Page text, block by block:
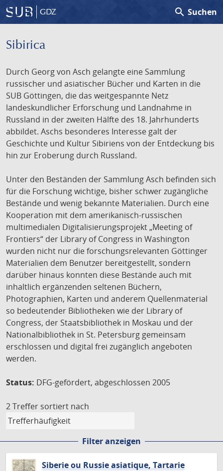
GDZ search Suchen
Sibirica
Durch Georg von Asch gelangte eine Sammlung
russischer und asiatischer Bücher und Karten in die
SUB Göttingen, die das weitgespannte Netz
landeskundlicher Erforschung und Landnahme in
Russland in der zweiten Hälfte des 18. Jahrhunderts
abbildet. Aschs besonderes Interesse galt der
Geschichte und Kultur Sibiriens von der Entdeckung bis
hin zur Eroberung durch Russland.
Unter den Beständen der Sammlung Asch befinden sich
für die Forschung wichtige, bisher schwer zugängliche
Bestände und wenig bekannte Materialien. Durch eine
Kooperation mit dem amerikanisch-russischen
multimedialen Digitalisierungsprojekt „Meeting of
Frontiers“ der Library of Congress in Washington
wurden nicht nur die forschungsrelevanten Göttinger
Materialien dem Benutzer bereitgestellt, sondern
darüber hinaus konnten diese Bestände auch mit
inhaltlich ergänzenden seltenen Büchern,
Photographien, Karten und anderem Quellenmaterial
so bedeutender Bibliotheken wie der Library of
Congress, der Staatsbibliothek in Moskau und der
Nationalbibliothek in St. Petersburg gemeinsam
erschlossen und digital frei zugänglich angeboten
werden.
Status: DFG-gefördert, abgeschlossen 2005
2 Treffer sortiert nach
Filter anzeigen
Siberie ou Russie asiatique, Tartarie